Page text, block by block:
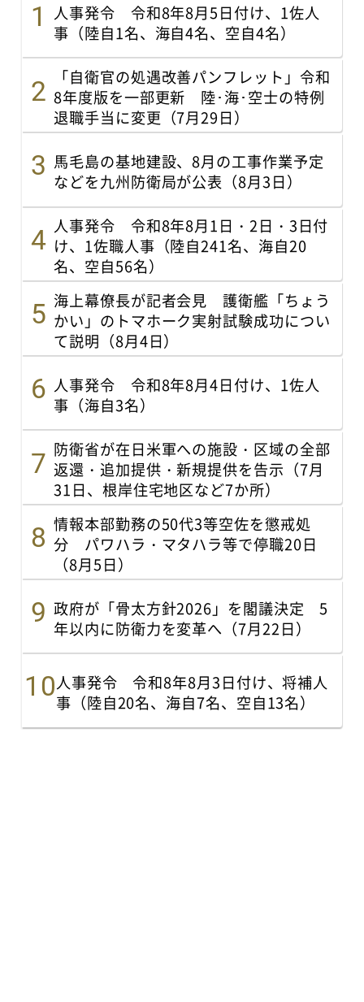
人事発令 令和8年8月5日付け、1佐人
事（陸自1名、海自4名、空自4名）
「自衛官の処遇改善パンフレット」令和
8年度版を一部更新 陸･海･空士の特例
退職手当に変更（7月29日）
馬毛島の基地建設、8月の工事作業予定
などを九州防衛局が公表（8月3日）
人事発令 令和8年8月1日・2日・3日付
け、1佐職人事（陸自241名、海自20
名、空自56名）
海上幕僚長が記者会見 護衛艦「ちょう
かい」のトマホーク実射試験成功につい
て説明（8月4日）
人事発令 令和8年8月4日付け、1佐人
事（海自3名）
防衛省が在日米軍への施設・区域の全部
返還・追加提供・新規提供を告示（7月
31日、根岸住宅地区など7か所）
情報本部勤務の50代3等空佐を懲戒処
分 パワハラ・マタハラ等で停職20日
（8月5日）
政府が「骨太方針2026」を閣議決定 5
年以内に防衛力を変革へ（7月22日）
人事発令 令和8年8月3日付け、将補人
事（陸自20名、海自7名、空自13名）